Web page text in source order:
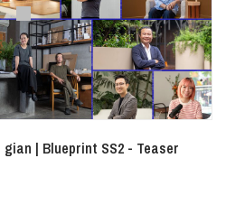
| Blueprint SS2 - Teaser